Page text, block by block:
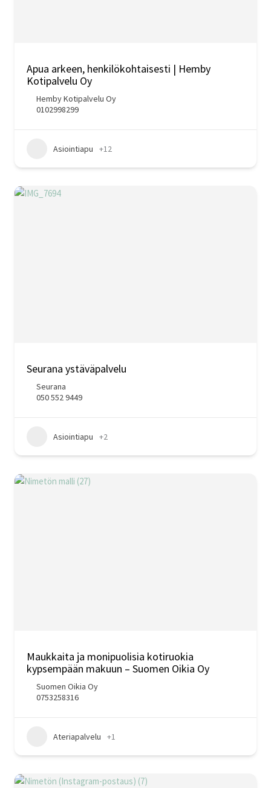
Apua arkeen, henkilökohtaisesti | Hemby
Kotipalvelu Oy
Hemby Kotipalvelu Oy
0102998299
Asiointiapu +12
Seurana ystäväpalvelu
Seurana
050 552 9449
Asiointiapu +2
Maukkaita ja monipuolisia kotiruokia
kypsempään makuun – Suomen Oikia Oy
Suomen Oikia Oy
0753258316
Ateriapalvelu +1